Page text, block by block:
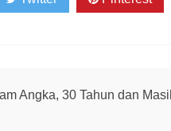
Angka, 30 Tahun dan